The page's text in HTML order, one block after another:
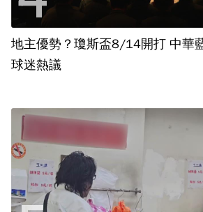
地主優勢？瓊斯盃8/14開打 中華
球迷熱議